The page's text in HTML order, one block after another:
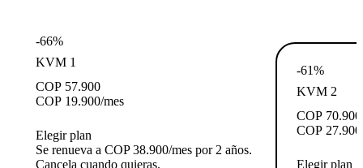
-66%
KVM 1
COP 57.900
COP 19.900/mes
Elegir plan
Se renueva a COP 38.900/mes por 2 años.
Cancela cuando quieras.
-61%
KVM 2
COP 70.900
COP 27.900
Elegir plan